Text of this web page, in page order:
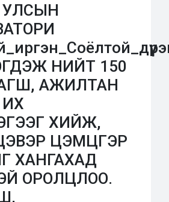
НИЙТ 150
АЖИЛТАН
ХИЙЖ,
ЦЭМЦГЭР
ХАНГАХАД
ОРОЛЦЛОО.